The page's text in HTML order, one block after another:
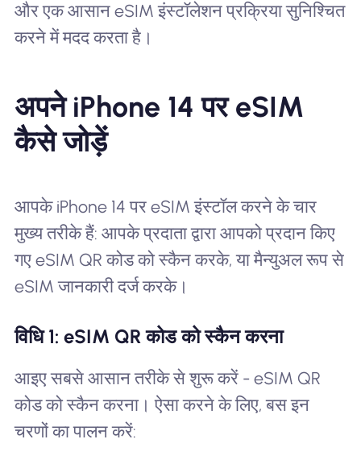
और एक आसान eSIM इंस्टॉलेशन प्रक्रिया सुनिश्चित
करने में मदद करता है।
अपने iPhone 14 पर eSIM
कैसे जोड़ें
आपके iPhone 14 पर eSIM इंस्टॉल करने के चार
मुख्य तरीके हैं: आपके प्रदाता द्वारा आपको प्रदान किए
गए eSIM QR कोड को स्कैन करके, या मैन्युअल रूप से
eSIM जानकारी दर्ज करके।
विधि 1: eSIM QR कोड को स्कैन करना
आइए सबसे आसान तरीके से शुरू करें - eSIM QR
कोड को स्कैन करना। ऐसा करने के लिए, बस इन
चरणों का पालन करें: